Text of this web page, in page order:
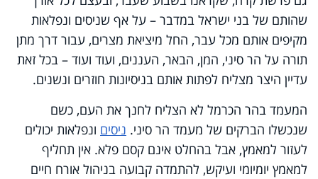
שהותם של בני ישראל במדבר – על אף שניסים ונפלאות
מקיפים אותם מכל עבר, החל מיציאת מצרים, עבור דרך מתן
תורה על הר סיני, המן, הבאר, העננים, ועוד ועוד – בכל זאת
עדיין היצר מצליח לפתות אותם בניסיונות חוזרים ונשנים.
המעמד בהר הכרמל לא הצליח לחנך את העם, כשם
שנכשלו הברקים של מעמד הר סיני. ניסים ונפלאות יכולים
לעזור למאמץ, אבל בהחלט אינם קסם פלא. אין תחליף
למאמץ יומיומי ועיקש, להתמדה קבועה בניהול אורח חיים